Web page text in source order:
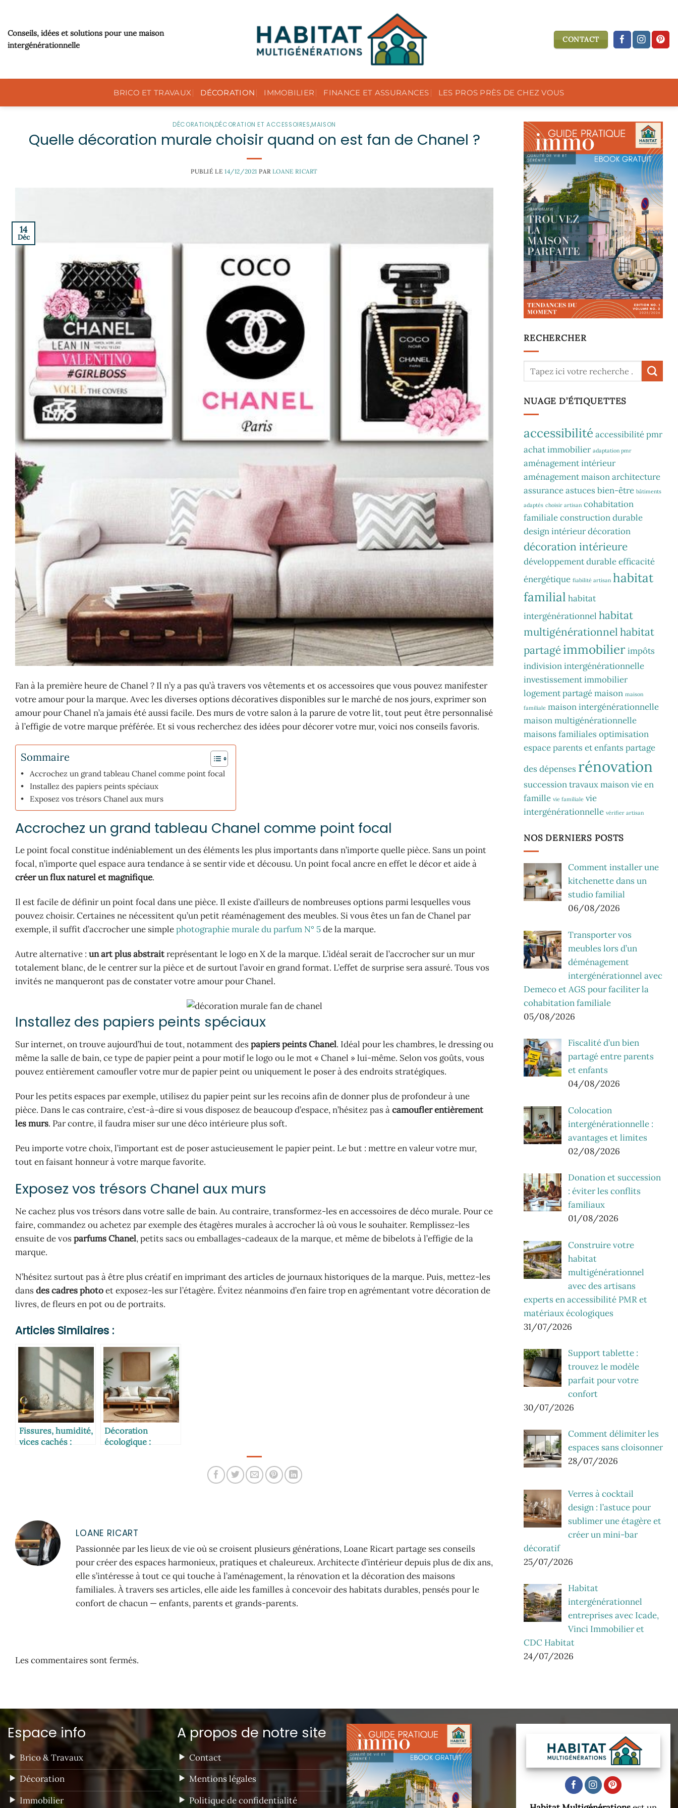
contenu
Conseils, idées et solutions pour une maison
intergénérationnelle
CONTACT
BRICO ET TRAVAUX DÉCORATION IMMOBILIER FINANCE ET ASSURANCES LES PROS PRÈS DE CHEZ VOUS
DÉCORATION,DÉCORATION ET ACCESSOIRES,MAISON
Quelle décoration murale choisir quand on est fan de Chanel ?
PUBLIÉ LE 14/12/2021 PAR LOANE RICART
14
Déc
Fan à la première heure de Chanel ? Il n’y a pas qu’à travers vos vêtements et os accessoires que vous pouvez manifester
votre amour pour la marque. Avec les diverses options décoratives disponibles sur le marché de nos jours, exprimer son
amour pour Chanel n’a jamais été aussi facile. Des murs de votre salon à la parure de votre lit, tout peut être personnalisé
à l’effigie de votre marque préférée. Et si vous recherchez des idées pour décorer votre mur, voici nos conseils favoris.
Sommaire
Accrochez un grand tableau Chanel comme point focal
Installez des papiers peints spéciaux
Exposez vos trésors Chanel aux murs
Accrochez un grand tableau Chanel comme point focal
Le point focal constitue indéniablement un des éléments les plus importants dans n’importe quelle pièce. Sans un point
focal, n’importe quel espace aura tendance à se sentir vide et décousu. Un point focal ancre en effet le décor et aide à
créer un flux naturel et magnifique.
Il est facile de définir un point focal dans une pièce. Il existe d’ailleurs de nombreuses options parmi lesquelles vous
pouvez choisir. Certaines ne nécessitent qu’un petit réaménagement des meubles. Si vous êtes un fan de Chanel par
exemple, il suffit d’accrocher une simplephotographie murale du parfum N° 5de la marque.
Autre alternative : un art plus abstraitreprésentant le logo en X de la marque. L’idéal serait de l’accrocher sur un mur
totalement blanc, de le centrer sur la pièce et de surtout l’avoir en grand format. L’effet de surprise sera assuré. Tous vos
invités ne manqueront pas de constater votre amour pour Chanel.
Installez des papiers peints spéciaux
Sur internet, on trouve aujourd’hui de tout, notamment des papiers peints Chanel. Idéal pour les chambres, le dressing ou
même la salle de bain, ce type de papier peint a pour motif le logo ou le mot « Chanel » lui-même. Selon vos goûts, vous
pouvez entièrement camoufler votre mur de papier peint ou uniquement le poser à des endroits stratégiques.
Pour les petits espaces par exemple, utilisez du papier peint sur les recoins afin de donner plus de profondeur à une
pièce. Dans le cas contraire, c’est-à-dire si vous disposez de beaucoup d’espace, n’hésitez pas àcamoufler entièrement
les murs. Par contre, il faudra miser sur une déco intérieure plus soft.
Peu importe votre choix, l’important est de poser astucieusement le papier peint. Le but : mettre en valeur votre mur,
tout en faisant honneur à votre marque favorite.
Exposez vos trésors Chanel aux murs
Ne cachez plus vos trésors dans votre salle de bain. Au contraire, transformez-les en accessoires de déco murale. Pour ce
faire, commandez ou achetez par exemple des étagères murales à accrocher là où vous le souhaiter. Remplissez-les
ensuite de vos parfums Chanel, petits sacs ou emballages-cadeaux de la marque, et même de bibelots à l’effigie de la
marque.
N’hésitez surtout pas à être plus créatif en imprimant des articles de journaux historiques de la marque. Puis, mettez-les
dans des cadres photoet exposez-les sur l’étagère. Évitez néanmoins d’en faire trop en agrémentant votre décoration de
livres, de fleurs en pot ou de portraits.
Articles Similaires :
Fissures, humidité,
vices cachés :
Décoration
écologique :
LOANE RICART
Passionnée par les lieux de vie où se croisent plusieurs générations, Loane Ricart partage ses conseils
pour créer des espaces harmonieux, pratiques et chaleureux. Architecte d’intérieur depuis plus de dix ans,
elle s’intéresse à tout ce qui touche à l’aménagement, la rénovation et la décoration des maisons
familiales. À travers ses articles, elle aide les familles à concevoir des habitats durables, pensés pour le
confort de chacun — enfants, parents et grands-parents.
Les commentaires sont fermés.
RECHERCHER
NUAGE D’ÉTIQUETTES
accessibilité accessibilité pmr
achat immobilier adaptation pmr
aménagement intérieur
aménagement maisonarchitecture
assuranceastuces bien-être bâtiments
adaptés choisir artisan cohabitation
familialeconstruction durable
design intérieurdécoration
décoration intérieure
développement durableefficacité
énergétique fiabilité artisan habitat
familial habitat
intergénérationnel habitat
multigénérationnelhabitat
partagéimmobilierimpôts
indivisionintergénérationnelle
investissement immobilier
logement partagémaison maison
familiale maison intergénérationnelle
maison multigénérationnelle
maisons familiales optimisation
espaceparents et enfants partage
des dépenses rénovation
successiontravaux maisonvie en
famille vie familiale vie
intergénérationnelle vérifier artisan
NOS DERNIERS POSTS
Comment installer une
kitchenette dans un
studio familial
06/08/2026
Transporter vos
meubles lors d’un
déménagement
intergénérationnel avec
Demeco et AGS pour faciliter la
cohabitation familiale
05/08/2026
Fiscalité d’un bien
partagé entre parents
et enfants
04/08/2026
Colocation
intergénérationnelle :
avantages et limites
02/08/2026
Donation et succession
: éviter les conflits
familiaux
01/08/2026
Construire votre
habitat
multigénérationnel
avec des artisans
experts en accessibilité PMR et
matériaux écologiques
31/07/2026
Support tablette :
trouvez le modèle
parfait pour votre
confort
30/07/2026
Comment délimiter les
espaces sans cloisonner
28/07/2026
Verres à cocktail
design : l’astuce pour
sublimer une étagère et
créer un mini-bar
décoratif
25/07/2026
Habitat
intergénérationnel
entreprises avec Icade,
Vinci Immobilier et
CDC Habitat
24/07/2026
Espace info
Brico & Travaux
Décoration
Immobilier
A propos de notre site
Contact
Mentions légales
Politique de confidentialité